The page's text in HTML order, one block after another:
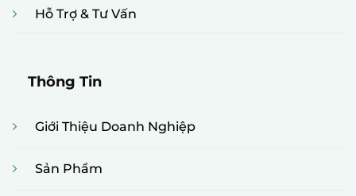
Hỗ Trợ & Tư Vấn
Thông Tin
Giới Thiệu Doanh Nghiệp
Sản Phẩm